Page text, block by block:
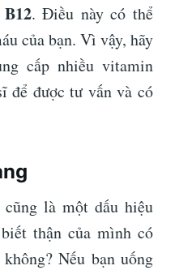
. Điều này có thể
của bạn. Vì vậy, hãy
cấp nhiều vitamin
để được tư vấn và có
là một dấu hiệu
thận của mình có
Nếu bạn uống